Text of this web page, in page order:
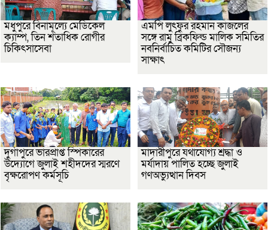
মধুপুরে বিনামূল্যে মেডিকেল
ক্যাম্প, তিন শতাধিক রোগীর
চিকিৎসাসেবা
এমপি লুৎফুর রহমান কাজলের
সঙ্গে রামু ব্রিকফিল্ড মালিক সমিতির
নবনির্বাচিত কমিটির সৌজন্য
সাক্ষাৎ
দুর্গাপুরে ভারপ্রাপ্ত স্পিকারের
উদ্যোগে জুলাই শহীদদের স্মরণে
বৃক্ষরোপণ কর্মসূচি
মাদারীপুরে যথাযোগ্য শ্রদ্ধা ও
মর্যাদায় পালিত হচ্ছে জুলাই
গণঅভ্যুত্থান দিবস